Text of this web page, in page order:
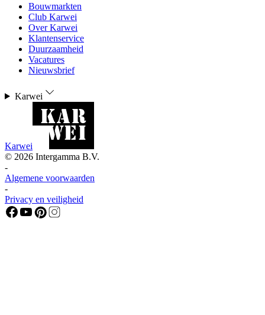
Bouwmarkten
Club Karwei
Over Karwei
Klantenservice
Duurzaamheid
Vacatures
Nieuwsbrief
Karwei
Karwei
© 2026 Intergamma B.V.
-
Algemene voorwaarden
-
Privacy en veiligheid